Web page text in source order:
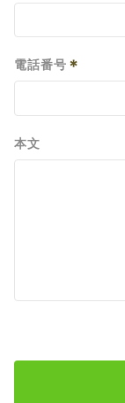
電話番号 *
本文